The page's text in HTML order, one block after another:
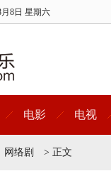
月8日 星期六
电影 电视
网络剧 > 正文